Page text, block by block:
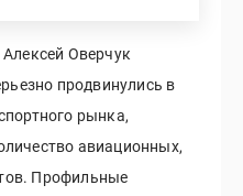
Оверчук
продвинулись в
рынка,
авиационных,
Профильные